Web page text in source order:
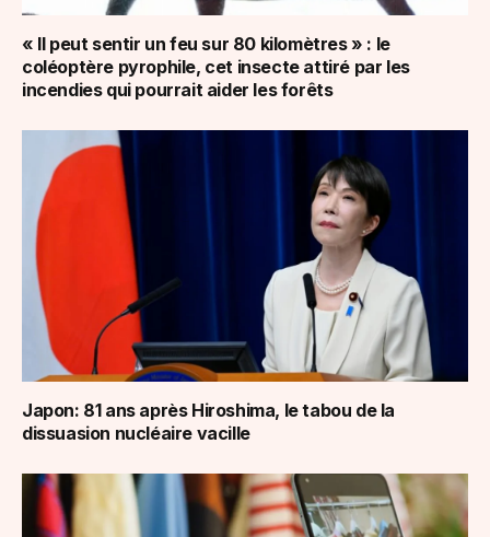
« Il peut sentir un feu sur 80 kilomètres » : le
coléoptère pyrophile, cet insecte attiré par les
incendies qui pourrait aider les forêts
Japon: 81 ans après Hiroshima, le tabou de la
dissuasion nucléaire vacille